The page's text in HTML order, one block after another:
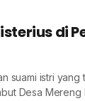
di
suami istri
Desa Mereng